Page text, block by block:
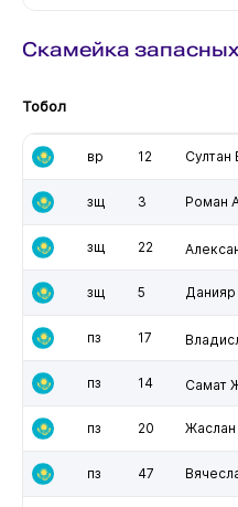
Скамейка запасных
Тобол
вр 12 Султан
зщ 3 Роман
зщ 22
зщ 5
пз 17
пз 14 Самат
пз 20
пз 47